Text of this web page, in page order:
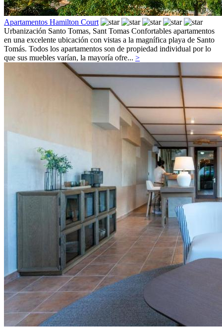
Apartamentos Hamilton Court
Urbanización Santo Tomas, Sant Tomas Confortables apartamentos
en una excelente ubicación con vistas a la magnífica playa de Santo
Tomás. Todos los apartamentos son de propiedad individual por lo
que sus muebles varían, la mayoría ofre... >